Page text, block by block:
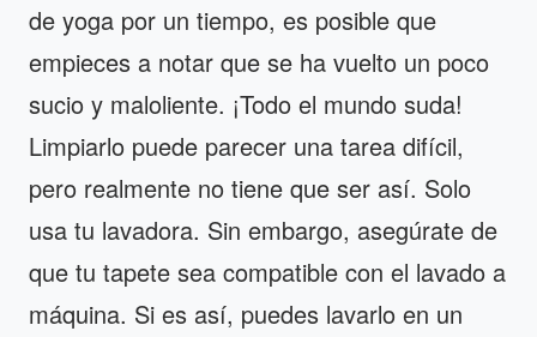
de yoga por un tiempo, es posible que
empieces a notar que se ha vuelto un poco
sucio y maloliente. ¡Todo el mundo suda!
Limpiarlo puede parecer una tarea difícil,
pero realmente no tiene que ser así. Solo
usa tu lavadora. Sin embargo, asegúrate de
que tu tapete sea compatible con el lavado a
máquina. Si es así, puedes lavarlo en un